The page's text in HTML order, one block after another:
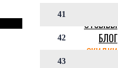
ОТЗЫВЫ
БЛОГ
СКИДКИ
41
42
43